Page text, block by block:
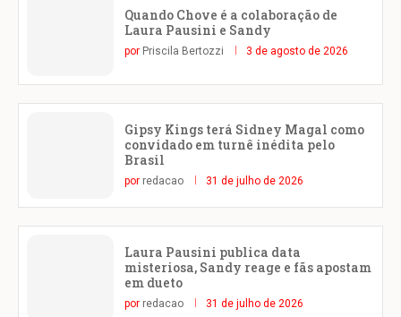
Quando Chove é a colaboração de
Laura Pausini e Sandy
por Priscila Bertozzi 3 de agosto de 2026
Gipsy Kings terá Sidney Magal como
convidado em turnê inédita pelo
Brasil
por redacao 31 de julho de 2026
Laura Pausini publica data
misteriosa, Sandy reage e fãs apostam
em dueto
por redacao 31 de julho de 2026